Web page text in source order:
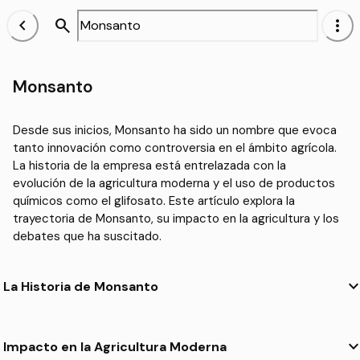
chevron_left search more_vert
Monsanto
Desde sus inicios, Monsanto ha sido un nombre que evoca
tanto innovación como controversia en el ámbito agrícola.
La historia de la empresa está entrelazada con la
evolución de la agricultura moderna y el uso de productos
químicos como el glifosato. Este artículo explora la
trayectoria de Monsanto, su impacto en la agricultura y los
debates que ha suscitado.
La Historia de Monsanto
Orígenes de la Empresa
Impacto en la Agricultura Moderna